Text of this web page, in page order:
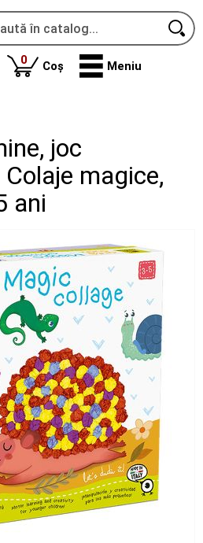
0produse
Coș Meniu
joc
magice,
ani